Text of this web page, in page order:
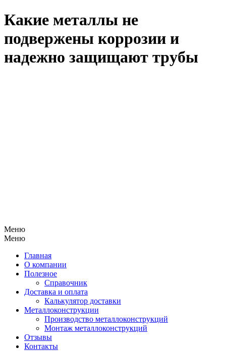
Какие металлы не
подвержены коррозии и
надежно защищают трубы
Меню
Меню
Главная
О компании
Полезное
Справочник
Доставка и оплата
Калькулятор доставки
Металлоконструкции
Производство металлоконструкций
Монтаж металлоконструкций
Отзывы
Контакты